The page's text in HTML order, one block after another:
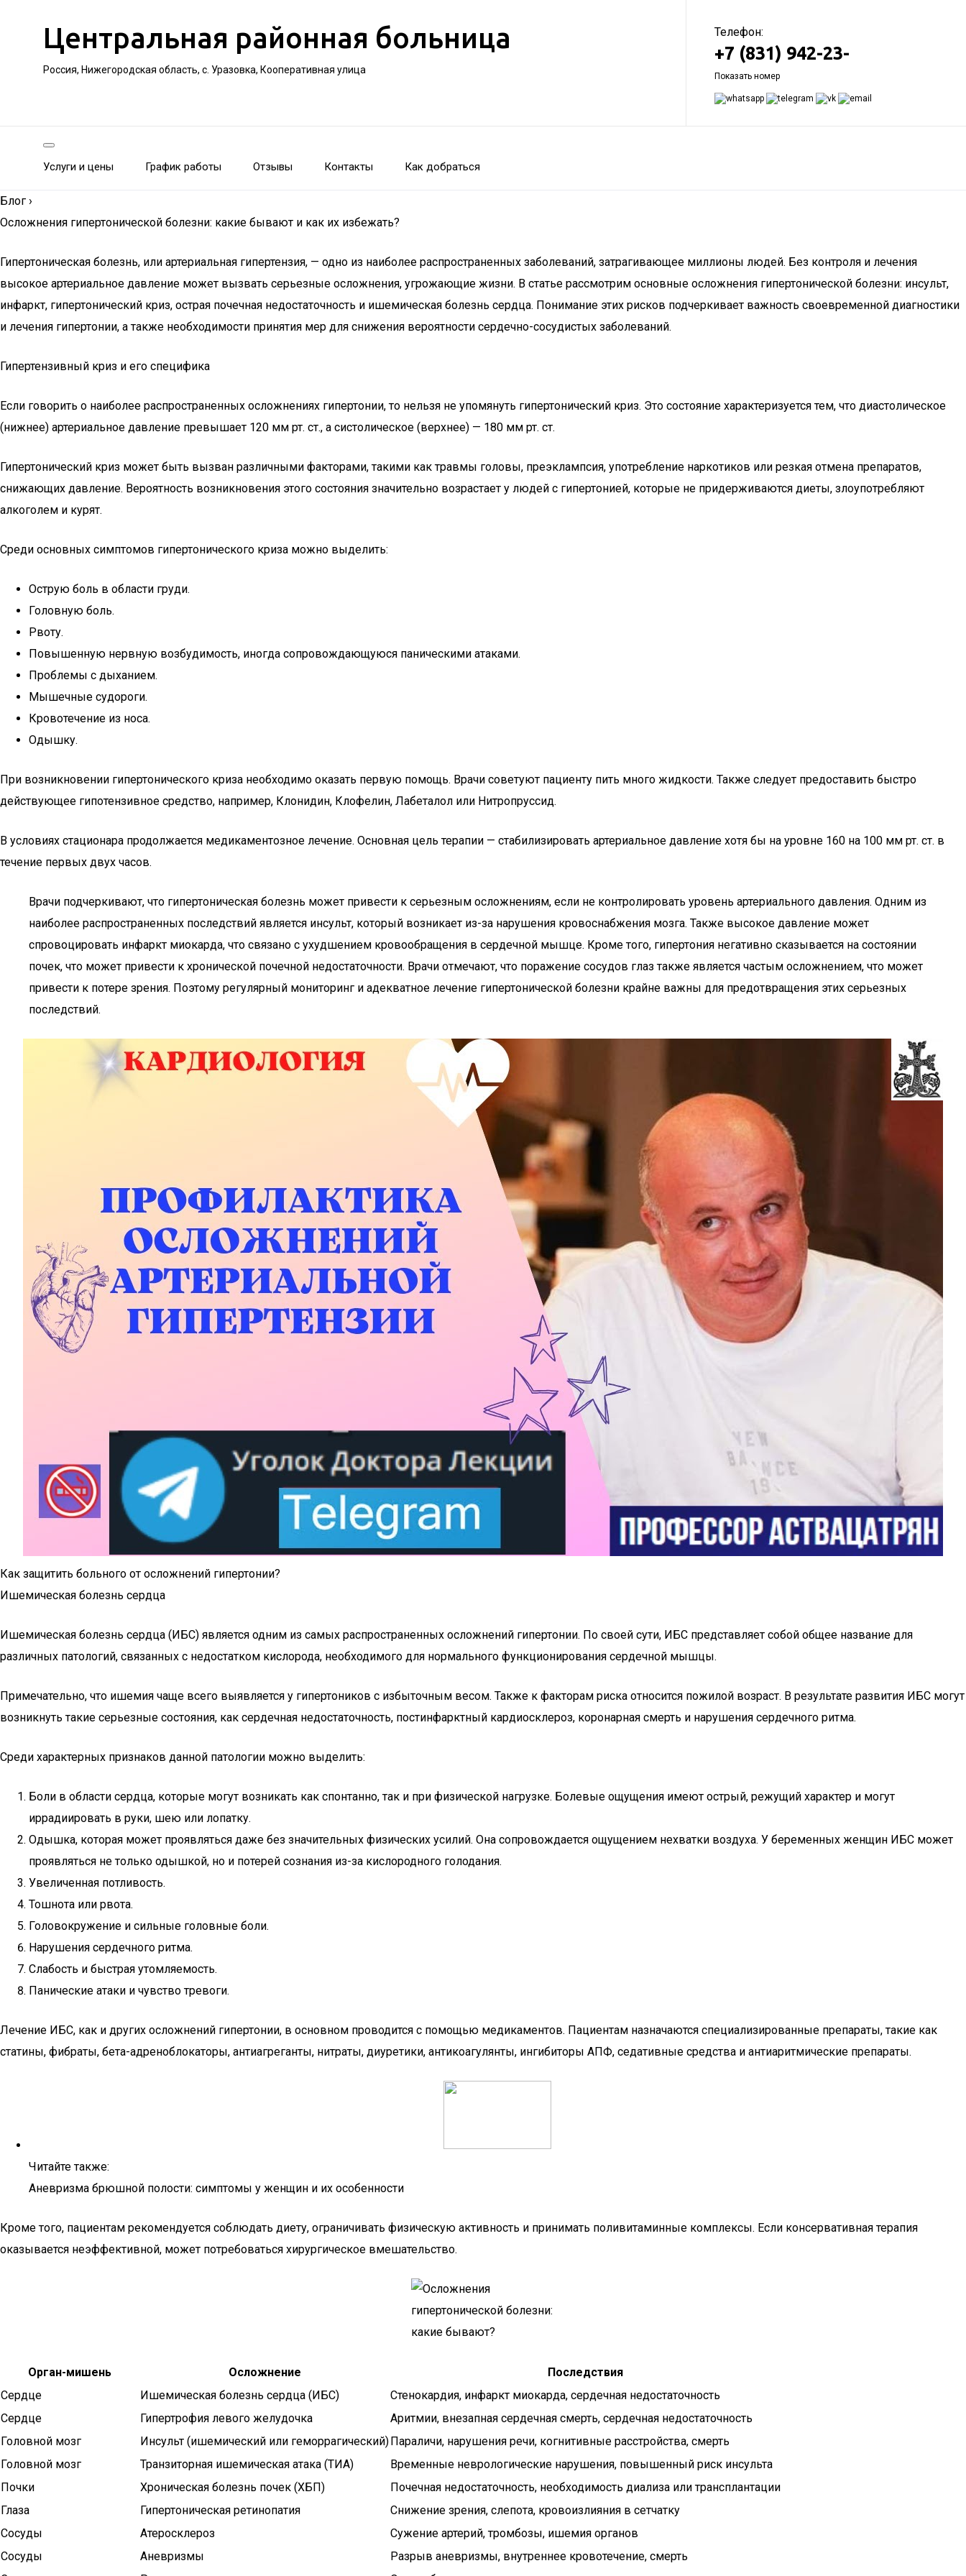
Центральная районная больница
Россия, Нижегородская область, с. Уразовка, Кооперативная улица
Телефон:
+7 (831) 942-23-
Показать номер
Услуги и цены График работы Отзывы Контакты Как добраться
Блог ›
Осложнения гипертонической болезни: какие бывают и как их избежать?
Гипертоническая болезнь, или артериальная гипертензия, — одно из наиболее распространенных заболеваний, затрагивающее миллионы людей. Без контроля и лечения
высокое артериальное давление может вызвать серьезные осложнения, угрожающие жизни. В статье рассмотрим основные осложнения гипертонической болезни: инсульт,
инфаркт, гипертонический криз, острая почечная недостаточность и ишемическая болезнь сердца. Понимание этих рисков подчеркивает важность своевременной диагностики
и лечения гипертонии, а также необходимости принятия мер для снижения вероятности сердечно-сосудистых заболеваний.
Гипертензивный криз и его специфика
Если говорить о наиболее распространенных осложнениях гипертонии, то нельзя не упомянуть гипертонический криз. Это состояние характеризуется тем, что диастолическое
(нижнее) артериальное давление превышает 120 мм рт. ст., а систолическое (верхнее) — 180 мм рт. ст.
Гипертонический криз может быть вызван различными факторами, такими как травмы головы, преэклампсия, употребление наркотиков или резкая отмена препаратов,
снижающих давление. Вероятность возникновения этого состояния значительно возрастает у людей с гипертонией, которые не придерживаются диеты, злоупотребляют
алкоголем и курят.
Среди основных симптомов гипертонического криза можно выделить:
Острую боль в области груди.
Головную боль.
Рвоту.
Повышенную нервную возбудимость, иногда сопровождающуюся паническими атаками.
Проблемы с дыханием.
Мышечные судороги.
Кровотечение из носа.
Одышку.
При возникновении гипертонического криза необходимо оказать первую помощь. Врачи советуют пациенту пить много жидкости. Также следует предоставить быстро
действующее гипотензивное средство, например, Клонидин, Клофелин, Лабеталол или Нитропруссид.
В условиях стационара продолжается медикаментозное лечение. Основная цель терапии — стабилизировать артериальное давление хотя бы на уровне 160 на 100 мм рт. ст. в
течение первых двух часов.
Врачи подчеркивают, что гипертоническая болезнь может привести к серьезным осложнениям, если не контролировать уровень артериального давления. Одним из
наиболее распространенных последствий является инсульт, который возникает из-за нарушения кровоснабжения мозга. Также высокое давление может
спровоцировать инфаркт миокарда, что связано с ухудшением кровообращения в сердечной мышце. Кроме того, гипертония негативно сказывается на состоянии
почек, что может привести к хронической почечной недостаточности. Врачи отмечают, что поражение сосудов глаз также является частым осложнением, что может
привести к потере зрения. Поэтому регулярный мониторинг и адекватное лечение гипертонической болезни крайне важны для предотвращения этих серьезных
последствий.
Как защитить больного от осложнений гипертонии?
Ишемическая болезнь сердца
Ишемическая болезнь сердца (ИБС) является одним из самых распространенных осложнений гипертонии. По своей сути, ИБС представляет собой общее название для
различных патологий, связанных с недостатком кислорода, необходимого для нормального функционирования сердечной мышцы.
Примечательно, что ишемия чаще всего выявляется у гипертоников с избыточным весом. Также к факторам риска относится пожилой возраст. В результате развития ИБС могут
возникнуть такие серьезные состояния, как сердечная недостаточность, постинфарктный кардиосклероз, коронарная смерть и нарушения сердечного ритма.
Среди характерных признаков данной патологии можно выделить:
Боли в области сердца, которые могут возникать как спонтанно, так и при физической нагрузке. Болевые ощущения имеют острый, режущий характер и могут
иррадиировать в руки, шею или лопатку.
Одышка, которая может проявляться даже без значительных физических усилий. Она сопровождается ощущением нехватки воздуха. У беременных женщин ИБС может
проявляться не только одышкой, но и потерей сознания из-за кислородного голодания.
Увеличенная потливость.
Тошнота или рвота.
Головокружение и сильные головные боли.
Нарушения сердечного ритма.
Слабость и быстрая утомляемость.
Панические атаки и чувство тревоги.
Лечение ИБС, как и других осложнений гипертонии, в основном проводится с помощью медикаментов. Пациентам назначаются специализированные препараты, такие как
статины, фибраты, бета-адреноблокаторы, антиагреганты, нитраты, диуретики, антикоагулянты, ингибиторы АПФ, седативные средства и антиаритмические препараты.
Читайте также:
Аневризма брюшной полости: симптомы у женщин и их особенности
Кроме того, пациентам рекомендуется соблюдать диету, ограничивать физическую активность и принимать поливитаминные комплексы. Если консервативная терапия
оказывается неэффективной, может потребоваться хирургическое вмешательство.
Орган-мишень Осложнение
Последствия
Сердце
Ишемическая болезнь сердца (ИБС)
Стенокардия, инфаркт миокарда, сердечная недостаточность
Сердце
Гипертрофия левого желудочка
Аритмии, внезапная сердечная смерть, сердечная недостаточность
Головной мозг
Инсульт (ишемический или геморрагический)Параличи, нарушения речи, когнитивные расстройства, смерть
Головной мозг
Транзиторная ишемическая атака (ТИА)
Временные неврологические нарушения, повышенный риск инсульта
Почки
Хроническая болезнь почек (ХБП)
Почечная недостаточность, необходимость диализа или трансплантации
Глаза
Гипертоническая ретинопатия
Снижение зрения, слепота, кровоизлияния в сетчатку
Сосуды
Атеросклероз
Сужение артерий, тромбозы, ишемия органов
Сосуды
Аневризмы
Разрыв аневризмы, внутреннее кровотечение, смерть